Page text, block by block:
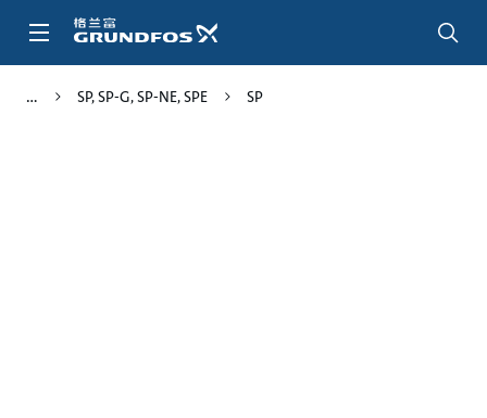
SP, SP-G, SP-NE, SPE SP